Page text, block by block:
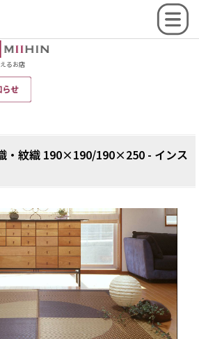
るお店
・紋織 190×190/190×250 - インス